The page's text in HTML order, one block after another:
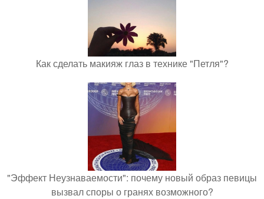
Как сделать макияж глаз в технике "Петля"?
"Эффект Неузнаваемости": почему новый образ певицы
вызвал споры о гранях возможного?